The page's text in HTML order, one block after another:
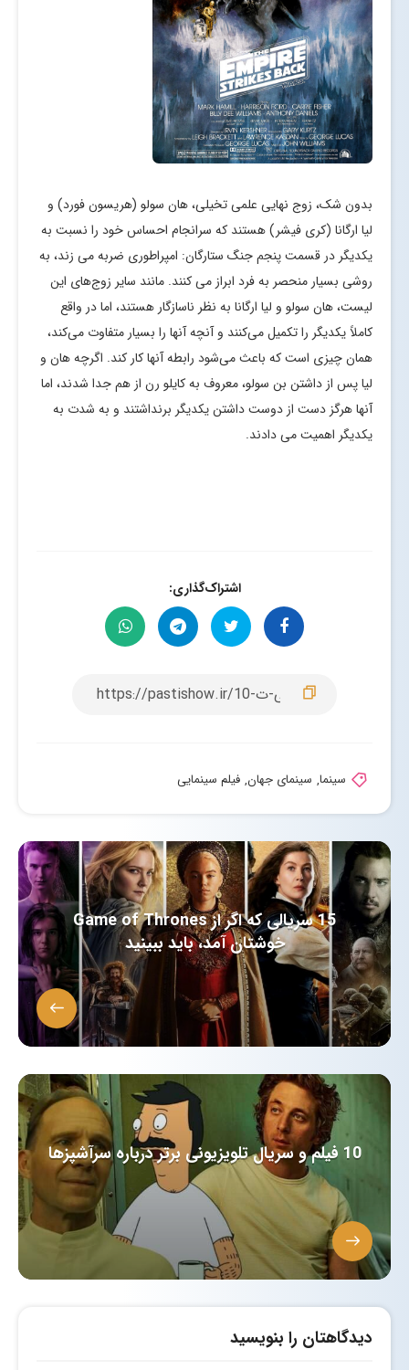
بدون شک، زوج نهایی علمی تخیلی، هان سولو (هریسون فورد) و
لیا ارگانا (کری فیشر) هستند که سرانجام احساس خود را نسبت به
یکدیگر در قسمت پنجم جنگ ستارگان: امپراطوری ضربه می زند، به
روشی بسیار منحصر به فرد ابراز می کنند. مانند سایر زوج‌های این
لیست، هان سولو و لیا ارگانا به نظر ناسازگار هستند، اما در واقع
کاملاً یکدیگر را تکمیل می‌کنند و آنچه آنها را بسیار متفاوت می‌کند،
همان چیزی است که باعث می‌شود رابطه آنها کار کند. اگرچه هان و
لیا پس از داشتن بن سولو، معروف به کایلو رن از هم جدا شدند، اما
آنها هرگز دست از دوست داشتن یکدیگر برنداشتند و به شدت به
یکدیگر اهمیت می دادند.
اشتراک‌گذاری:
سینما, سینمای جهان, فیلم سینمایی
15 سریالی که اگر از Game of Thrones
خوشتان آمد، باید ببینید
10 فیلم و سریال تلویزیونی برتر درباره سرآشپزها
دیدگاهتان را بنویسید